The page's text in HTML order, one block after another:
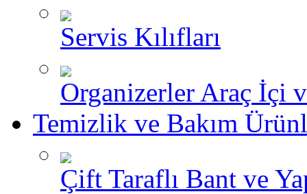
Servis Kılıfları
Organizerler Araç İçi
Temizlik ve Bakım
Çift Taraflı Bant ve